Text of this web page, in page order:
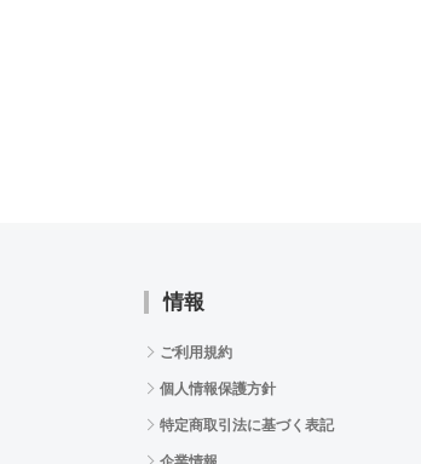
情報
ご利用規約
個人情報保護方針
特定商取引法に基づく表記